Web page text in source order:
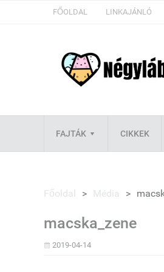
FŐOLDAL LINKAJÁNLÓ
FAJTÁK CIKKEK
Főoldal > Média >
macska_zene
2019-04-14